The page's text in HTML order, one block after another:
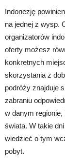
Indonezję
na jednej z wysp.
organizatorów
oferty możesz
konkretnych
skorzystania z
podróży znajduje
zabraniu
w danym regionie,
świata. W takie
wiedzieć o tym
pobyt.